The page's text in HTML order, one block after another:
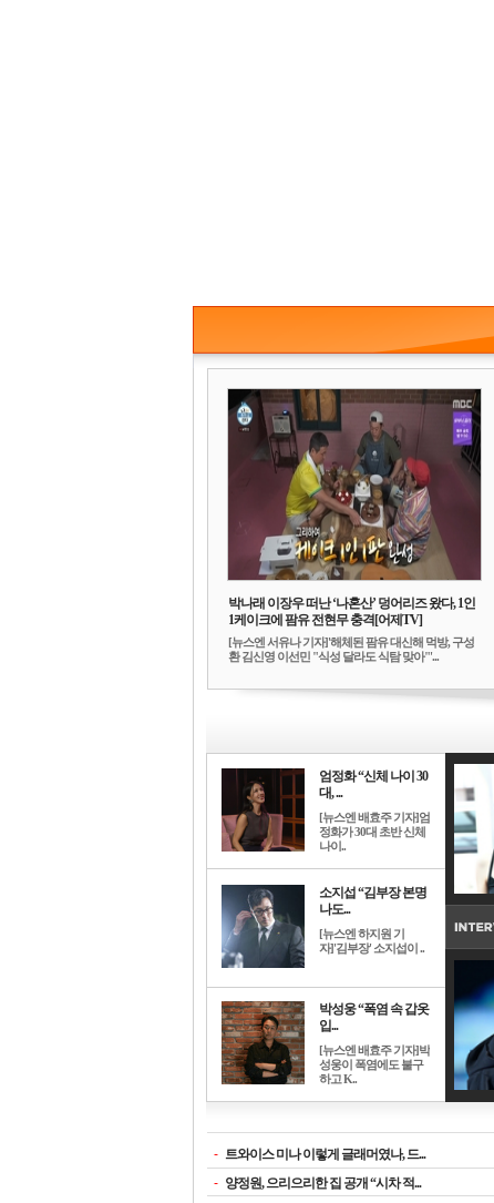
박나래 이장우 떠난 ‘나혼산’ 덩어리즈 왔다, 1인
1케이크에 팜유 전현무 충격[어제TV]
[뉴스엔 서유나 기자]'해체된 팜유 대신해 먹방, 구성
환 김신영 이선민 "식성 달라도 식탐 맞아"'...
엄정화 “신체 나이 30
대, ...
[뉴스엔 배효주 기자]엄
정화가 30대 초반 신체
나이..
소지섭 “김부장 본명
나도...
[뉴스엔 하지원 기
자]'김부장' 소지섭이 ..
박성웅 “폭염 속 갑옷
입...
[뉴스엔 배효주 기자]박
성웅이 폭염에도 불구
하고 K..
- 트와이스 미나 이렇게 글래머였나, 드...
- 양정원, 으리으리한 집 공개 “시차 적...